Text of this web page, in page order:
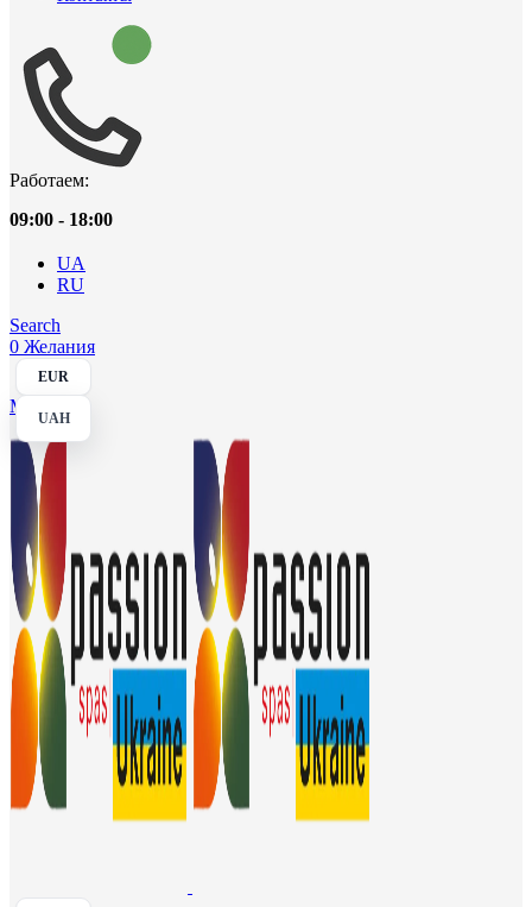
Работаем:
09:00 - 18:00
UA
RU
Search
0 Желания
EUR
UAH
Menu